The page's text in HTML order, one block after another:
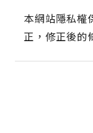
本網站隱私權
正，修正後的